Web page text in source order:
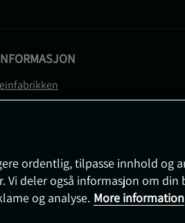
ordentlig, tilpasse innhold og
deler også informasjon om din
og analyse. More information